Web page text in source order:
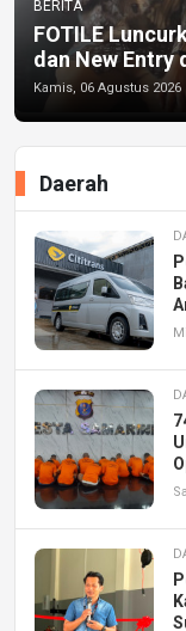
BERITA
FOTILE
dan New Entry
Kamis, 06 Agustus 2026
Daerah